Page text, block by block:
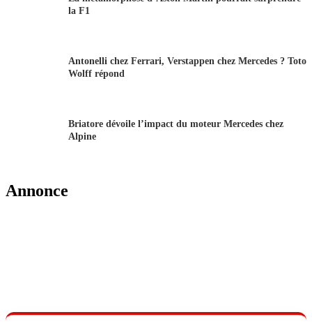
la F1
Antonelli chez Ferrari, Verstappen chez Mercedes ? Toto
Wolff répond
Briatore dévoile l’impact du moteur Mercedes chez
Alpine
Annonce